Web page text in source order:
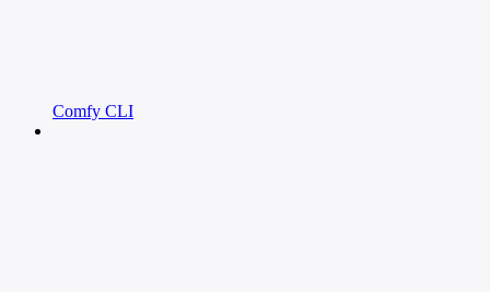
Comfy CLI